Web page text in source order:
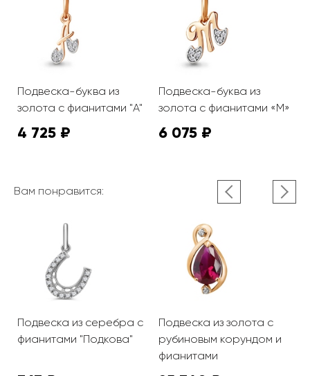
Подвеска-буква из
золота с фианитами "А"
4 725 ₽
Подвеска-буква из
золота с фианитами «М»
6 075 ₽
Вам понравится:
Подвеска из серебра с
фианитами "Подкова"
Подвеска из золота с
рубиновым корундом и
фианитами